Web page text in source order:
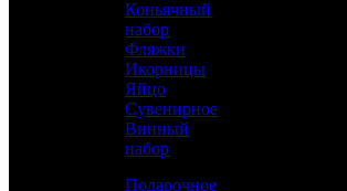
золотомКоньячный
набор
Фляжки
Икорницы
Яйцо
Сувенирное
Винный
набор
Подарочное